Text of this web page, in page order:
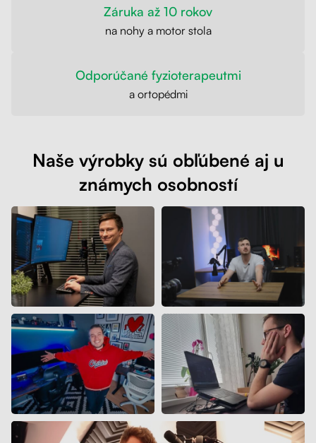
Záruka až 10 rokov
na nohy a motor stola
Odporúčané fyzioterapeutmi
a ortopédmi
Naše výrobky sú obľúbené aj u
známych osobností